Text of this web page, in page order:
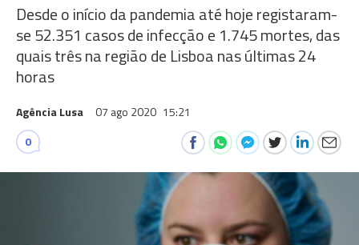
Desde o início da pandemia até hoje registaram-
se 52.351 casos de infecção e 1.745 mortes, das
quais três na região de Lisboa nas últimas 24
horas
Agência Lusa 07 ago 2020 15:21
0